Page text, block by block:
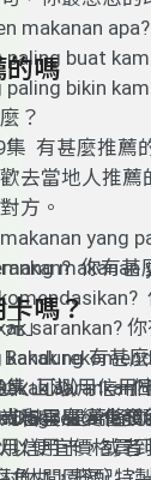
makanan
paling buat
paling bikin
？
yang
makanan
元」
有甚
火山湖）：一
和雲層變化
Dago 是萬隆
以便宜價格買
的嗎
集 有甚麼推薦
去當地人推
方。
你有甚
sarankan?
kakak
卡嗎？
集 可以用信用
峇里島，會
信用卡，或